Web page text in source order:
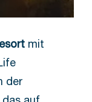
mit
der